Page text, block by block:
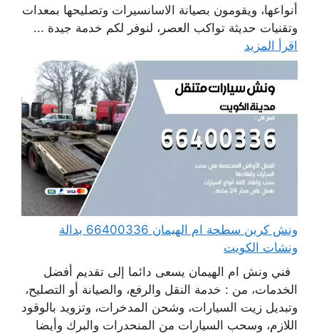
أنواعها، ويقومون بصيانة الاسانسيرات وتصليحها بمعدات
وتقنيات حديثة تواكب العصر، لنوفر لكم خدمة جيدة ...
اقرأ المزيد
ونش كرين سطحة ام الهيمان 66400336 بدالة
ونشات الكويت
فني ونش ام الهيمان يسعى دائما إلى تقديم أفضل
الخدمات، من : خدمة النقل والرفع، والصيانة أو التصليح،
وتبديل زيت السيارات، وشحن المدخرات، وتزويد بالوقود
اللازم، وسحب السيارات من المنحدرات والبرك وأيضا